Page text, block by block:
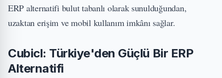
ERP alternatifi bulut tabanlı olarak sunulduğundan,
uzaktan erişim ve mobil kullanım imkânı sağlar.
Cubicl: Türkiye'den Güçlü Bir ERP
Alternatifi